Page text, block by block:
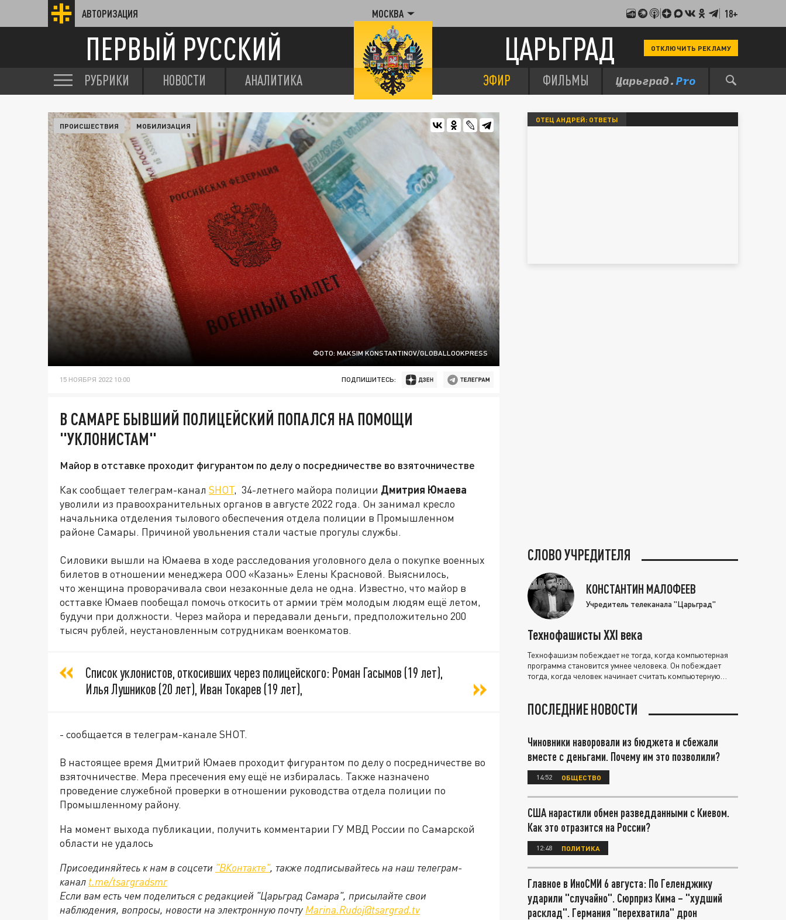
АВТОРИЗАЦИЯ МОСКВА 18+
ПЕРВЫЙ РУССКИЙ ЦАРЬГРАД ОТКЛЮЧИТЬ РЕКЛАМУ
РУБРИКИ НОВОСТИ АНАЛИТИКА ЭФИР ФИЛЬМЫ
ФОТО: MAKSIM KONSTANTINOV/GLOBALLOOKPRESS
ПРОИСШЕСТВИЯ МОБИЛИЗАЦИЯ
15 НОЯБРЯ 2022 10:00 ПОДПИШИТЕСЬ:
В САМАРЕ БЫВШИЙ ПОЛИЦЕЙСКИЙ ПОПАЛСЯ НА ПОМОЩИ
"УКЛОНИСТАМ"
Майор в отставке проходит фигурантом по делу о посредничестве во взяточничестве
Как сообщает телеграм-канал SHOT, 34-летнего майора полиции Дмитрия Юмаева
уволили из правоохранительных органов в августе 2022 года. Он занимал кресло
начальника отделения тылового обеспечения отдела полиции в Промышленном
районе Самары. Причиной увольнения стали частые прогулы службы.
Силовики вышли на Юмаева в ходе расследования уголовного дела о покупке военных
билетов в отношении менеджера ООО «Казань» Елены Красновой. Выяснилось,
что женщина проворачивала свои незаконные дела не одна. Известно, что майор в
осттавке Юмаев пообещал помочь откосить от армии трём молодым людям ещё летом,
будучи при должности. Через майора и передавали деньги, предположительно 200
тысяч рублей, неустановленным сотрудникам военкоматов.
Список уклонистов, откосивших через полицейского: Роман Гасымов (19 лет),
Илья Лушников (20 лет), Иван Токарев (19 лет),
- сообщается в телеграм-канале SHOT.
В настоящее время Дмитрий Юмаев проходит фигурантом по делу о посредничестве во
взяточничестве. Мера пресечения ему ещё не избиралась. Также назначено
проведение служебной проверки в отношении руководства отдела полиции по
Промышленному району.
На момент выхода публикации, получить комментарии ГУ МВД России по Самарской
области не удалось
Присоединяйтесь к нам в соцсети "ВКонтакте", также подписывайтесь на наш телеграм-
канал t.me/tsargradsmr
Если вам есть чем поделиться с редакцией "Царьград Самара", присылайте свои
наблюдения, вопросы, новости на электронную почту Marina.Rudoj@tsargrad.tv
ОТЕЦ АНДРЕЙ: ОТВЕТЫ
СЛОВО УЧРЕДИТЕЛЯ
КОНСТАНТИН МАЛОФЕЕВ
Учредитель телеканала "Царьград"
Технофашисты XXI века
Технофашизм побеждает не тогда, когда компьютерная
программа становится умнее человека. Он побеждает
тогда, когда человек начинает считать компьютерную
ПОСЛЕДНИЕ НОВОСТИ
Чиновники наворовали из бюджета и сбежали
вместе с деньгами. Почему им это позволили?
14:52 ОБЩЕСТВО
США нарастили обмен разведданными с Киевом.
Как это отразится на России?
12:48 ПОЛИТИКА
Главное в ИноСМИ 6 августа: По Геленджику
ударили "случайно". Сюрприз Кима – "худший
расклад". Германия "перехватила" дрон